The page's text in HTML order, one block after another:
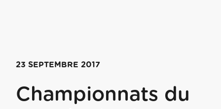
23 SEPTEMBRE 2017
Championnats du